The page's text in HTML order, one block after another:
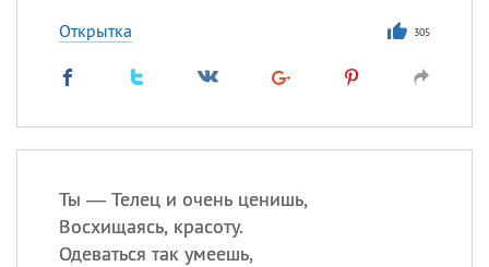
Открытка 305
Ты — Телец и очень ценишь,
Восхищаясь, красоту.
Одеваться так умеешь,